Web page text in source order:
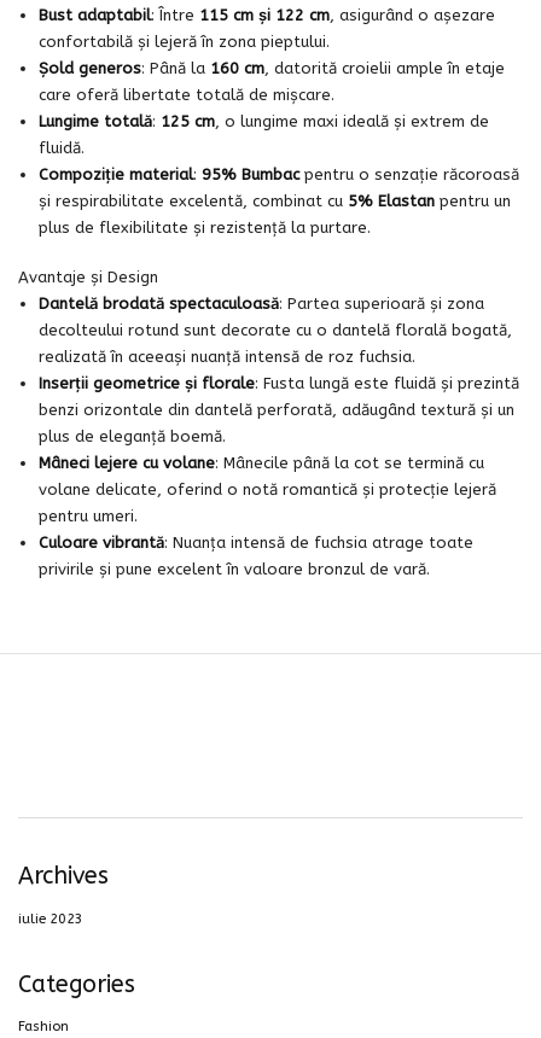
Bust adaptabil: Între 115 cm și 122 cm, asigurând o așezare
confortabilă și lejeră în zona pieptului.
Șold generos: Până la 160 cm, datorită croielii ample în etaje
care oferă libertate totală de mișcare.
Lungime totală: 125 cm, o lungime maxi ideală și extrem de
fluidă.
Compoziție material: 95% Bumbacpentru o senzație răcoroasă
și respirabilitate excelentă, combinat cu 5% Elastanpentru un
plus de flexibilitate și rezistență la purtare.
Avantaje și Design
Dantelă brodată spectaculoasă: Partea superioară și zona
decolteului rotund sunt decorate cu o dantelă florală bogată,
realizată în aceeași nuanță intensă de roz fuchsia.
Inserții geometrice și florale: Fusta lungă este fluidă și prezintă
benzi orizontale din dantelă perforată, adăugând textură și un
plus de eleganță boemă.
Mâneci lejere cu volane: Mânecile până la cot se termină cu
volane delicate, oferind o notă romantică și protecție lejeră
pentru umeri.
Culoare vibrantă: Nuanța intensă de fuchsia atrage toate
privirile și pune excelent în valoare bronzul de vară.
Archives
iulie 2023
Categories
Fashion